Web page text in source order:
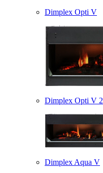
Dimplex Opti V
Dimplex Opti V 2
Dimplex Aqua V